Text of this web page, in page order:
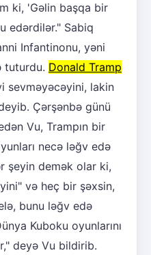
ki, 'Gəlin başqa bir
edərdilər." Sabiq
Infantinonu, yəni
tuturdu. Donald Tramp
sevməyəcəyini, lakin
Çərşənbə günü
Vu, Trampın bir
necə ləğv edə
şeyin demək olar ki,
və heç bir şəxsin,
bunu ləğv edə
Kuboku oyunlarını
deyə Vu bildirib.